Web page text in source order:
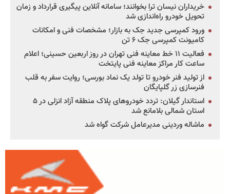
خریداران نیسان ترا بخوانند؛ سامانه آنلاین پیگیری قرارداد و زمان
تحویل خودرو راه‌اندازی شد
ورود کمپرسی جدید جک به بازار؛ مشخصات فنی و امکانات
کامیونت کمپرسی جک ۶ تن
فعالیت ۱۱ خط معاینه فنی تهران در روز اربعین حسینی؛ اعلام
ساعت کار مراکز معاینه فنی پایتخت
از تولید فنر خودرو تا تولد یک نماد بورسی؛ روایت سفر به قلب
فنرسازی زر گلپایگان
استاندار گیلان: تردد خودروهای پلاک منطقه آزاد انزلی در ۵
استان شمالی بلامانع شد
ماشاله وردینی مدیرعامل شرکت گواه شد